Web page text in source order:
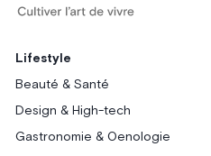
Lifestyle
Beauté & Santé
Design & High-tech
Gastronomie & Oenologie